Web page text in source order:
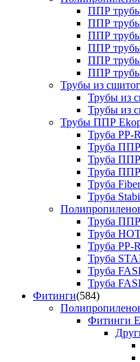
ППР
ППР трубы
ППР
ППР
ППР трубы
ППР трубы
Трубы из
Трубы из
Трубы из
Трубы ППР
Труба PP-
Труба
Труба
Труба
Труба
Труба
Труба
Труба
Труба PP-
Труба
Труба
Труба
Фитинги(584)
Фитинги